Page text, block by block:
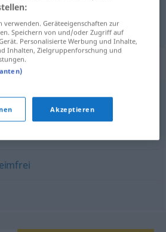
FIG
für "steril"
klinisch kühl
verwenden. Geräteeigenschaften zur
Speichern von und/oder Zugriff auf
Personalisierte Werbung und Inhalte,
Inhalten, Zielgruppenforschung und
Akzeptieren